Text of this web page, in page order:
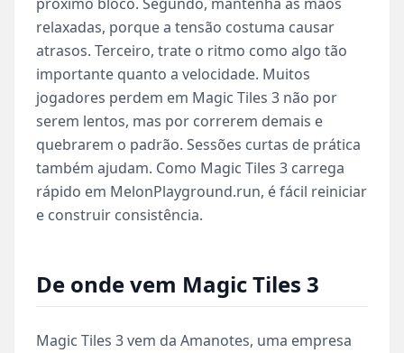
relaxadas, porque a tensão costuma causar
atrasos. Terceiro, trate o ritmo como algo tão
importante quanto a velocidade. Muitos
jogadores perdem em Magic Tiles 3 não por
serem lentos, mas por correrem demais e
quebrarem o padrão. Sessões curtas de prática
também ajudam. Como Magic Tiles 3 carrega
rápido em MelonPlayground.run, é fácil reiniciar
e construir consistência.
De onde vem Magic Tiles 3
Magic Tiles 3 vem da Amanotes, uma empresa